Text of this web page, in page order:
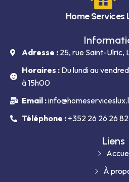
Home Services
Adresse :25, rue Saint-Ulric,
Horaires :Du lundi au
à 15h00
Email :
Téléphone :+352 26 26 26 82
Liens
À